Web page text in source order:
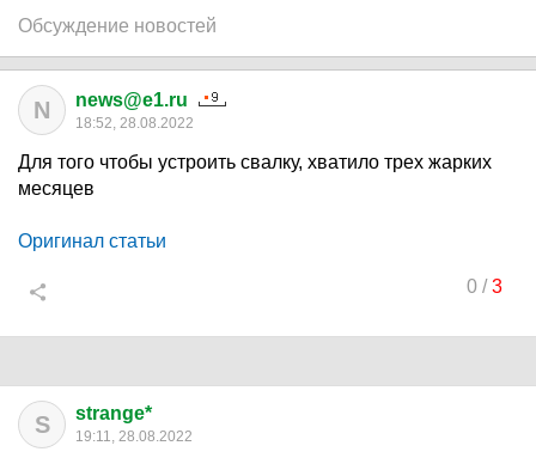
Обсуждение новостей
N news@e1.ru
18:52, 28.08.2022
Для того чтобы устроить свалку, хватило трех жарких
месяцев
Оригинал статьи
0/3
S strange*
19:11, 28.08.2022